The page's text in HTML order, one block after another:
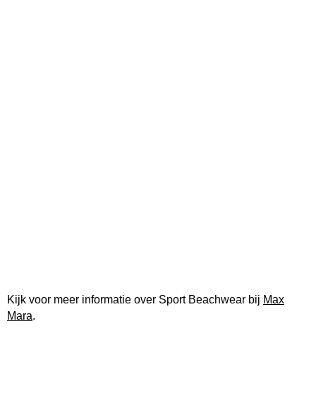
Kijk voor meer informatie over Sport Beachwear bij Max
Mara.